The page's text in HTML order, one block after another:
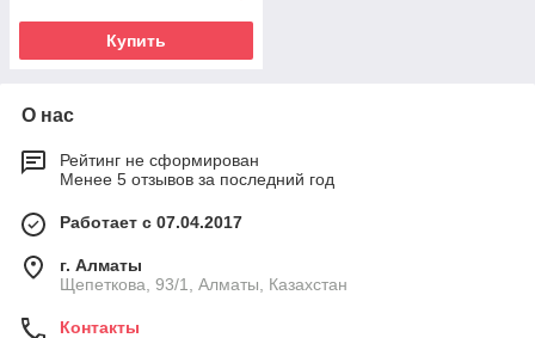
Купить
О нас
Рейтинг не сформирован
Менее 5 отзывов за последний год
Работает с 07.04.2017
г. Алматы
Щепеткова, 93/1, Алматы, Казахстан
Контакты